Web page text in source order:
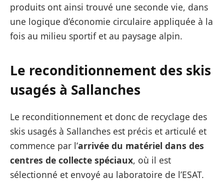
produits ont ainsi trouvé une seconde vie, dans
une logique d’économie circulaire appliquée à la
fois au milieu sportif et au paysage alpin.
Le reconditionnement des skis
usagés à Sallanches
Le reconditionnement et donc de recyclage des
skis usagés à Sallanches est précis et articulé et
commence par l’arrivée du matériel dans des
centres de collecte spéciaux, où il est
sélectionné et envoyé au laboratoire de l’ESAT.